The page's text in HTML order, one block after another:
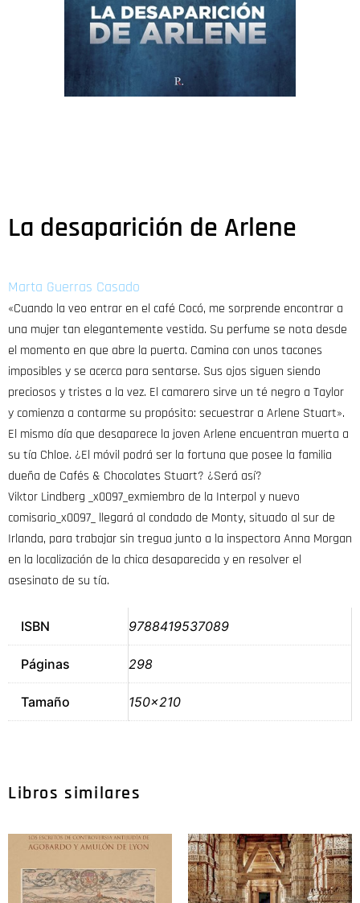
La desaparición de Arlene
Marta Guerras Casado
«Cuando la veo entrar en el café Cocó, me sorprende encontrar a
una mujer tan elegantemente vestida. Su perfume se nota desde
el momento en que abre la puerta. Camina con unos tacones
imposibles y se acerca para sentarse. Sus ojos siguen siendo
preciosos y tristes a la vez. El camarero sirve un té negro a Taylor
y comienza a contarme su propósito: secuestrar a Arlene Stuart».
El mismo día que desaparece la joven Arlene encuentran muerta a
su tía Chloe. ¿El móvil podrá ser la fortuna que posee la familia
dueña de Cafés & Chocolates Stuart? ¿Será así?
Viktor Lindberg _x0097_exmiembro de la Interpol y nuevo
comisario_x0097_ llegará al condado de Monty, situado al sur de
Irlanda, para trabajar sin tregua junto a la inspectora Anna Morgan
en la localización de la chica desaparecida y en resolver el
asesinato de su tía.
ISBN 9788419537089
Páginas 298
Tamaño 150×210
Libros similares